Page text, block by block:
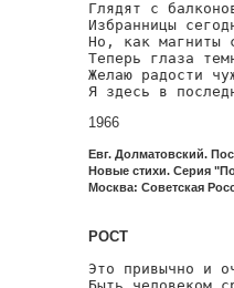
Глядят с
Избранницы
Но, как магниты
Теперь глаза
Желаю радости
Я здесь в
1966
Евг. Долматовский.
Новые стихи. Серия
Москва: Советская
РОСТ
Это привычно и
Быть человеком